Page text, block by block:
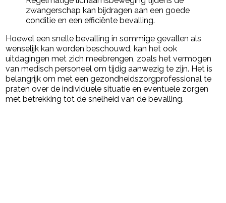
zwangerschap kan bijdragen aan een goede
conditie en een efficiënte bevalling.
Hoewel een snelle bevalling in sommige gevallen als
wenselijk kan worden beschouwd, kan het ook
uitdagingen met zich meebrengen, zoals het vermogen
van medisch personeel om tijdig aanwezig te zijn. Het is
belangrijk om met een gezondheidszorgprofessional te
praten over de individuele situatie en eventuele zorgen
met betrekking tot de snelheid van de bevalling.